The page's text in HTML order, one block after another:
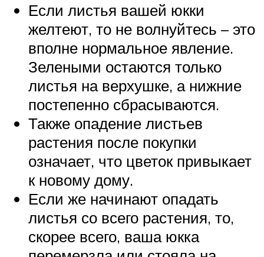
Если листья вашей юкки
желтеют, то не волнуйтесь – это
вполне нормальное явление.
Зелеными остаются только
листья на верхушке, а нижние
постепенно сбрасываются.
Также опадение листьев
растения после покупки
означает, что цветок привыкает
к новому дому.
Если же начинают опадать
листья со всего растения, то,
скорее всего, ваша юкка